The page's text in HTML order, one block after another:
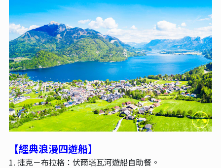
【經典浪漫四遊船】
1. 捷克－布拉格：伏爾塔瓦河遊船自助餐。